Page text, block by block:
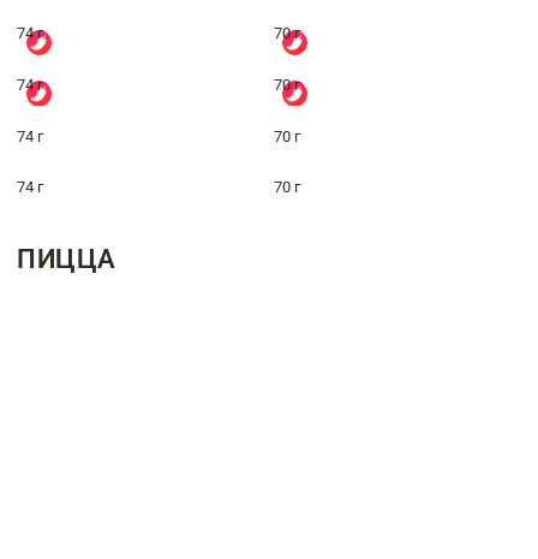
74 г 70 г
74 г 70 г
74 г 70 г
74 г 70 г
ПИЦЦА